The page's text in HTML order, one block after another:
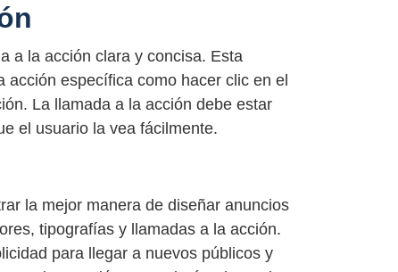
a la acción clara y concisa. Esta
acción específica como hacer clic en el
La llamada a la acción debe estar
el usuario la vea fácilmente.
la mejor manera de diseñar anuncios
tipografías y llamadas a la acción.
para llegar a nuevos públicos y